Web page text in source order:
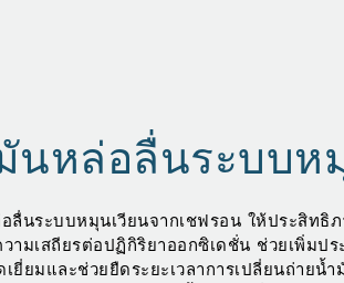
นหล่อลื่นระบบห
ลื่นระบบหมุนเวียนจากเชฟรอน ให้ประสิทธิ
ามเสถียรต่อปฏิกิริยาออกซิเดชั่น ช่วยเพิ่มป
เยี่ยมและช่วยยืดระยะเวลาการเปลี่ยนถ่ายน้